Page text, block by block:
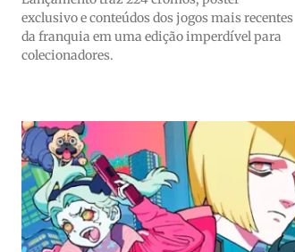
exclusivo e conteúdos dos jogos mais recentes
da franquia em uma edição imperdível para
colecionadores.